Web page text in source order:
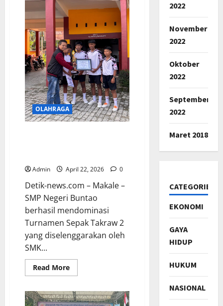
Tagari
Jaring
Bakat
Remaja
dari
Tiga
Kabupaten
OLAHRAGA
Admin April 22, 2026 0
Detik-news.com – Makale –
SMP Negeri Buntao
berhasil mendominasi
Turnamen Sepak Takraw 2
yang diselenggarakan oleh
SMK...
Read MoreRead
more
Buntao
Borong
2022
November
2022
Oktober
2022
September
2022
Maret 2018
CATEGORIES
EKONOMI
GAYA
HIDUP
HUKUM
NASIONAL